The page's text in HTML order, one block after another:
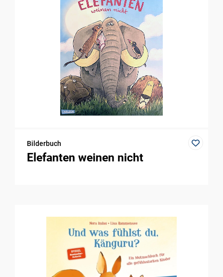
Bilderbuch
Elefanten weinen nicht